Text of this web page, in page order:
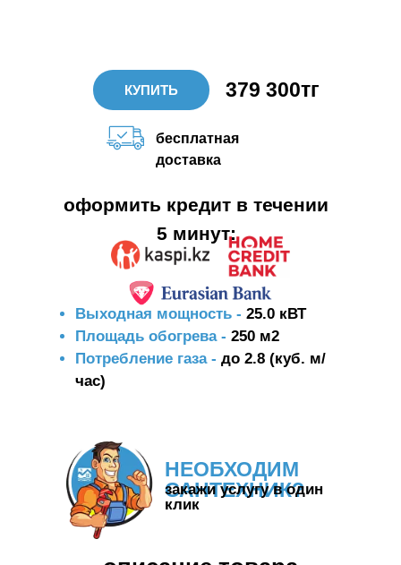
379 300тг
КУПИТЬ
оформить кредит в течении
5 минут:
бесплатная
доставка
НЕОБХОДИМ
САНТЕХНИК?
закажи услугу в один
клик
Выходная мощность - 25.0 кВТ
Площадь обогрева - 250 м2
Потребление газа - до 2.8 (куб. м/
час)